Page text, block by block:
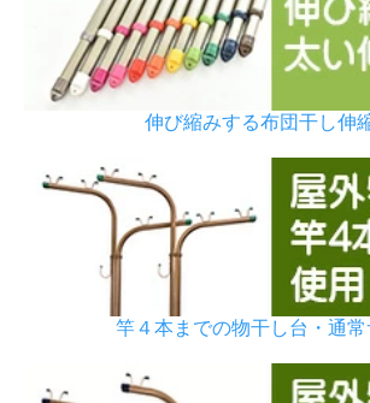
伸び縮みする布団干し伸
竿４本までの物干し台・通